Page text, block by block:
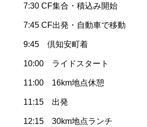
7:30 CF集合・積込み開始
7:45 CF出発・自動車で移動
9:45 倶知安町着
10:00 ライドスタート
11:00 16km地点休憩
11:15 出発
12:15 30km地点ランチ